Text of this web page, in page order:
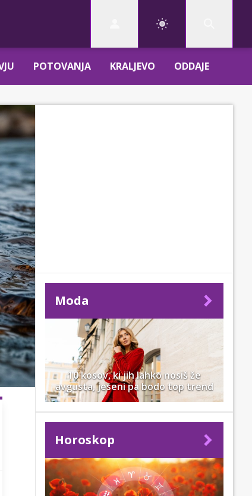
POTOVANJA KRALJEVO ODDAJE
Moda
10 kosov, ki jih lahko nosiš že
avgusta, jeseni pa bodo top trend
Horoskop